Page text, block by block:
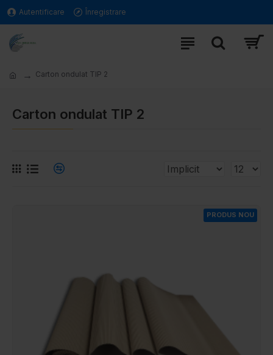
Autentificare Înregistrare
Carton ondulat TIP 2
Carton ondulat TIP 2
PRODUS NOU